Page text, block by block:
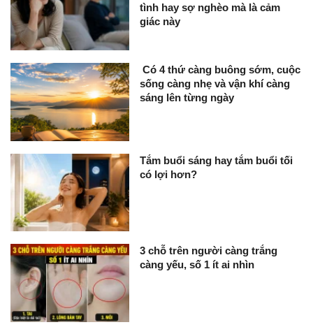
tình hay sợ nghèo mà là cảm
giác này
Có 4 thứ càng buông sớm, cuộc
sống càng nhẹ và vận khí càng
sáng lên từng ngày
Tắm buổi sáng hay tắm buổi tối
có lợi hơn?
3 chỗ trên người càng trắng
càng yếu, số 1 ít ai nhìn